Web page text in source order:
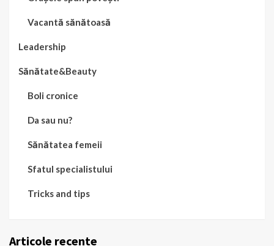
Vacantă sănătoasă
Leadership
Sănătate&Beauty
Boli cronice
Da sau nu?
Sănătatea femeii
Sfatul specialistului
Tricks and tips
Articole recente